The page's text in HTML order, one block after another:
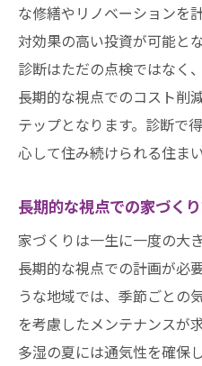
な修繕やリノベーションを
対効果の高い投資が可能と
診断はただの点検ではなく
長期的な視点でのコスト削
テップとなります。診断で
心して住み続けられる住ま
長期的な視点での家づく
家づくりは一生に一度の大
長期的な視点での計画が必
うな地域では、季節ごとの
を考慮したメンテナンスが
多湿の夏には通気性を確保